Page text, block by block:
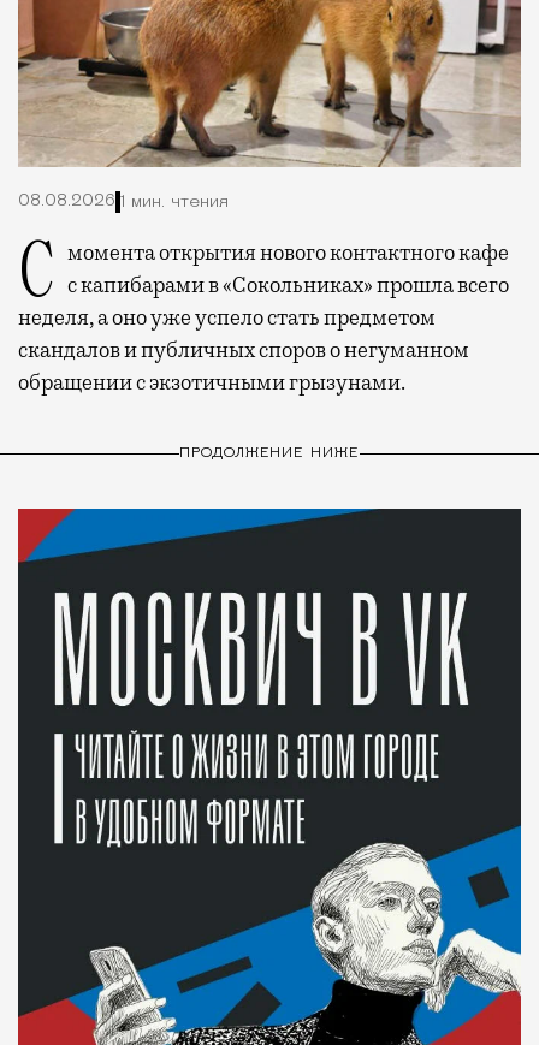
08.08.2026 1 мин. чтения
С момента открытия нового контактного кафе с капибарами в «Сокольниках» прошла всего
неделя, а оно уже успело стать предметом
скандалов и публичных споров о негуманном
обращении с экзотичными грызунами.
ПРОДОЛЖЕНИЕ НИЖЕ